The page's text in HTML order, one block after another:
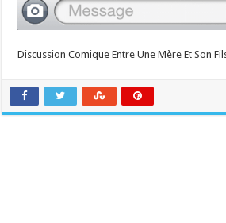
Discussion Comique Entre Une Mère Et Son